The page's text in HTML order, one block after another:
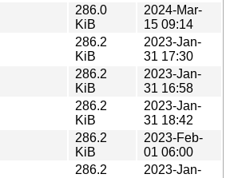
286.0
KiB
2024-Mar-
15 09:14
286.2
KiB
2023-Jan-
31 17:30
286.2
KiB
2023-Jan-
31 16:58
286.2
KiB
2023-Jan-
31 18:42
286.2
KiB
2023-Feb-
01 06:00
286.2
2023-Jan-